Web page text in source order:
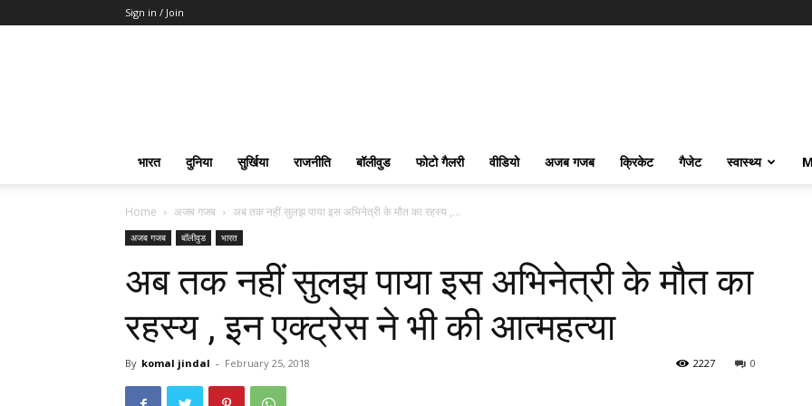
Sign in / Join
भारत दुनिया सुर्खिया राजनीति बॉलीवुड फोटो गैलरी वीडियो अजब गजब क्रिकेट गैजेट स्वास्थ्य
Home अजब गजब अब तक नहीं सुलझ पाया इस अभिनेत्री के मौत का रहस्य ,...
अजब गजब बॉलीवुड भारत
अब तक नहीं सुलझ पाया इस अभिनेत्री के मौत का
रहस्य , इन एक्ट्रेस ने भी की आत्महत्या
By komal jindal - February 25, 2018 0
2227